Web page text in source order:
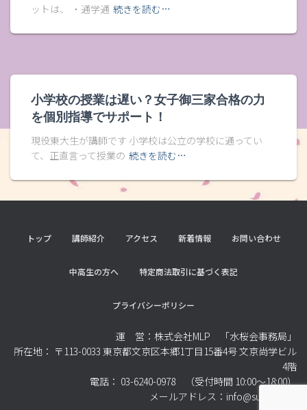
ットは、 ・通学通 続きを読む…
小学校の授業は遅い？女子御三家合格の力
を個別指導でサポート！
現役東大生が講師です 小学校は公立の学校に通ってい
て、正直言って授業の 続きを読む…
トップ 講師紹介 アクセス 新着情報 お問い合わせ
中高生の方へ 特定商法取引に基づく表記
プライバシーポリシー
運 営：株式会社MLP 「水桜会事務局」
所在地： 〒113-0033 東京都文京区本郷1丁目15番4号 文京尚学ビル
4階
電話： 03-6240-0978 （受付時間 10:00～18:00）
メールアドレス：info@suiohkai.jp